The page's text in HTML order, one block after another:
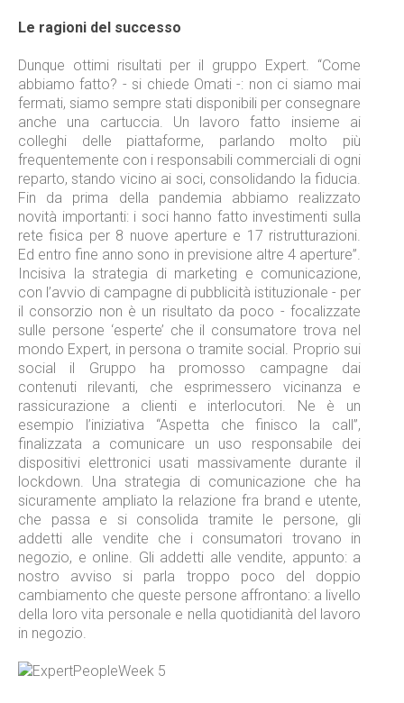
Le ragioni del successo
Dunque ottimi risultati per il gruppo Expert. “Come
abbiamo fatto? - si chiede Omati -: non ci siamo mai
fermati, siamo sempre stati disponibili per consegnare
anche una cartuccia. Un lavoro fatto insieme ai
colleghi delle piattaforme, parlando molto più
frequentemente con i responsabili commerciali di ogni
reparto, stando vicino ai soci, consolidando la fiducia.
Fin da prima della pandemia abbiamo realizzato
novità importanti: i soci hanno fatto investimenti sulla
rete fisica per 8 nuove aperture e 17 ristrutturazioni.
Ed entro fine anno sono in previsione altre 4 aperture”.
Incisiva la strategia di marketing e comunicazione,
con l’avvio di campagne di pubblicità istituzionale - per
il consorzio non è un risultato da poco - focalizzate
sulle persone ‘esperte’ che il consumatore trova nel
mondo Expert, in persona o tramite social. Proprio sui
social il Gruppo ha promosso campagne dai
contenuti rilevanti, che esprimessero vicinanza e
rassicurazione a clienti e interlocutori. Ne è un
esempio l’iniziativa “Aspetta che finisco la call”,
finalizzata a comunicare un uso responsabile dei
dispositivi elettronici usati massivamente durante il
lockdown. Una strategia di comunicazione che ha
sicuramente ampliato la relazione fra brand e utente,
che passa e si consolida tramite le persone, gli
addetti alle vendite che i consumatori trovano in
negozio, e online. Gli addetti alle vendite, appunto: a
nostro avviso si parla troppo poco del doppio
cambiamento che queste persone affrontano: a livello
della loro vita personale e nella quotidianità del lavoro
in negozio.